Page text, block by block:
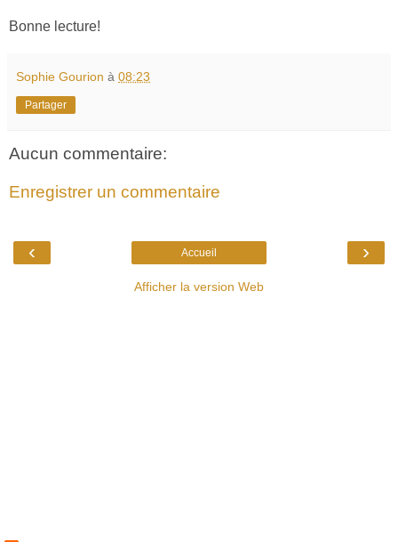
Bonne lecture!
Sophie Gourion à 08:23
Partager
Aucun commentaire:
Enregistrer un commentaire
‹ ›
Accueil
Afficher la version Web